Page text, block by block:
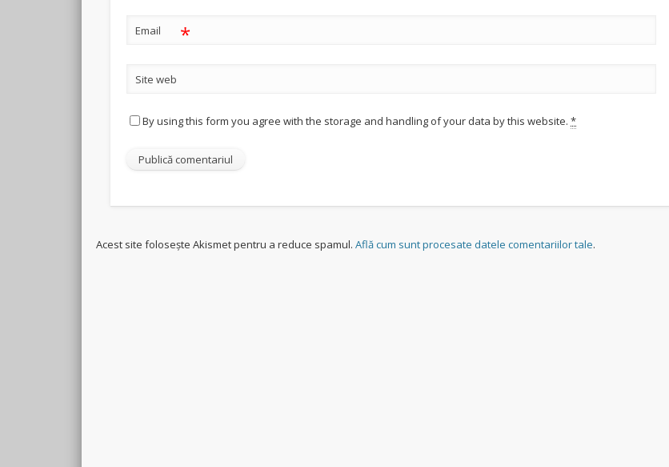
Email *
Site web
By using this form you agree with the storage and handling of your data by this website.*
Acest site folosește Akismet pentru a reduce spamul.Află cum sunt procesate datele comentariilor tale.